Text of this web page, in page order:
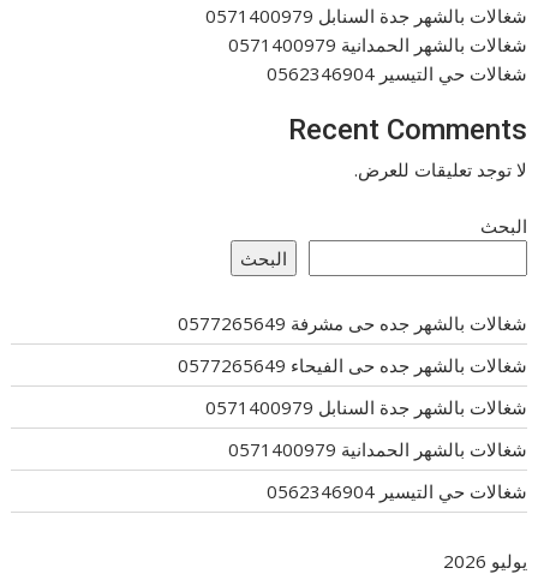
شغالات بالشهر جدة السنابل 0571400979
شغالات بالشهر الحمدانية 0571400979
شغالات حي التيسير 0562346904
Recent Comments
لا توجد تعليقات للعرض.
البحث
البحث
شغالات بالشهر جده حى مشرفة 0577265649
شغالات بالشهر جده حى الفيحاء 0577265649
شغالات بالشهر جدة السنابل 0571400979
شغالات بالشهر الحمدانية 0571400979
شغالات حي التيسير 0562346904
يوليو 2026